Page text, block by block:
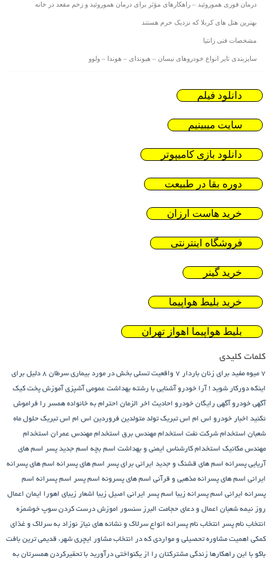
درمان فوری هموروئید – راهکارهای مؤثر برای درمان هموروئید و زخم مقعد در خانه
بهترین هتل های کربلا که نزدیک حرم هستند
مشخصات فنی زانتیا
سایزبندی تایر انواع خودروهای نیسان – هیوندای – هوندا – ولوو
دانلود فیلم
سایت میبینیم
دانلود بازی کامیپوتر
دوره بقا در طبیعت
خرید هاست ارزان
فروشگاه اینترنتی
خرید گینر
خرید بلیط هواپیما
بلیط هواپیما اهواز تهران
کلمات کلیدی
7 میوه مفید برای زنان باردار 7 واقعیت تسلی بخش در مورد بیماری سرطان
8 دلیل برای
اینکه دورکار شوید ! آرا خودرو آشنایی با رشته بهداشت عمومی آشپزی آموزش پخت کیک
آگهی خودرو آگهی رایگان خودرو احادیث اخر الزمان احترام به خانواده همسر را فراموش
نکنید اخبار خودرو اس ام اس تبریک تولد متولدین فروردین اس ام اس تبریک حلول ماه
شعبان استخدام شرکت نفت استخدام مهندس برق استخدام مهندس عمران استخدام
مهندس مکانیک استخدام کارشناس ایمنی و بهداشت اسم بچه اسم جدید پسر اسم های
آریایی پسرانه اسم های قشنگ و جدید ایرانی برای پسر اسم های پسرانه اسم های پسرانه
ایرانی اسم های پسرانه مذهبی و قرآنی اسم های پسرونه اسم پسر اسم پسرانه اسم
پسرانه ایرانی اسم پسرانه زیبا اسم پسر ایرانی اصیل زیبا اشعار زیبای اهورا ایمان اعمال
روز نیمه شعبان اعمال و دعای حجامت البرز سنسور اموزش درست کردن سوپ خوشمزه
انتخاب نام پسر انتخاب نام پسرانه انواع سرلاک و نشانه های نیاز نوزاد به سرلاک و غذای
کمکی اهمیت مشاوره تحصیلی و مواردی که در انتخاب مشاور ایچری شهر، قدیمی ترین بافت
باکو با این راهکارها زندگی مشترکتان را از یکنواختی درآورید با تحقیرکردن همسرتان به